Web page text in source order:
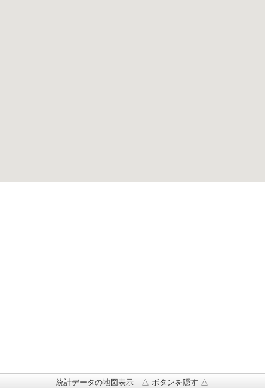
統計データの地図表示 △ ボタンを隠す △